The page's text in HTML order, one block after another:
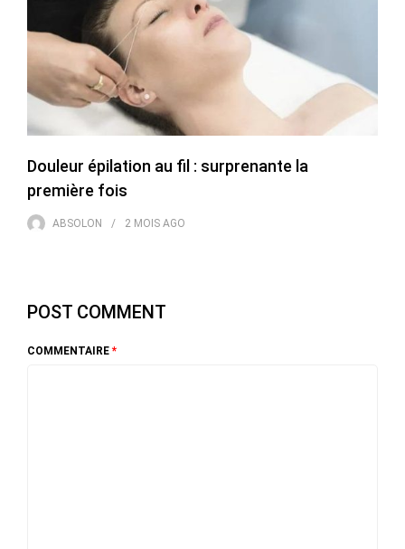
Douleur épilation au fil : surprenante la
première fois
ABSOLON 2 MOIS AGO
POST COMMENT
COMMENTAIRE *